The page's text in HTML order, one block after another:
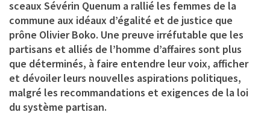
sceaux Sévérin Quenum a rallié les femmes de la
commune aux idéaux d’égalité et de justice que
prône Olivier Boko. Une preuve irréfutable que les
partisans et alliés de l’homme d’affaires sont plus
que déterminés, à faire entendre leur voix, afficher
et dévoiler leurs nouvelles aspirations politiques,
malgré les recommandations et exigences de la loi
du système partisan.